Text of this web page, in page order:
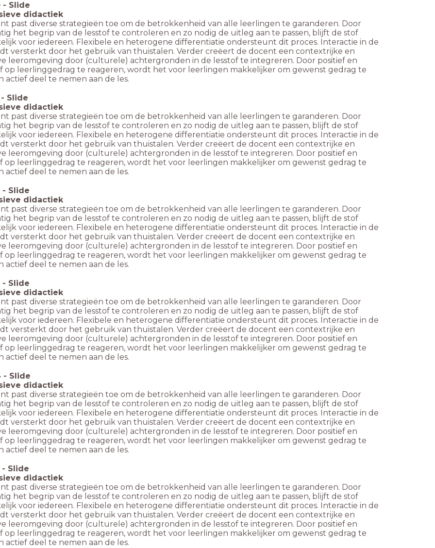
- Slide
didactiek
past diverse strategieën toe om de betrokkenheid van alle leerlingen te garanderen. Door
het begrip van de lesstof te controleren en zo nodig de uitleg aan te passen, blijft de stof
voor iedereen. Flexibele en heterogene differentiatie ondersteunt dit proces. Interactie in de
versterkt door het gebruik van thuistalen. Verder creëert de docent een contextrijke en
leeromgeving door (culturele) achtergronden in de lesstof te integreren. Door positief en
op leerlinggedrag te reageren, wordt het voor leerlingen makkelijker om gewenst gedrag te
actief deel te nemen aan de les.
- Slide
didactiek
past diverse strategieën toe om de betrokkenheid van alle leerlingen te garanderen. Door
het begrip van de lesstof te controleren en zo nodig de uitleg aan te passen, blijft de stof
voor iedereen. Flexibele en heterogene differentiatie ondersteunt dit proces. Interactie in de
versterkt door het gebruik van thuistalen. Verder creëert de docent een contextrijke en
leeromgeving door (culturele) achtergronden in de lesstof te integreren. Door positief en
op leerlinggedrag te reageren, wordt het voor leerlingen makkelijker om gewenst gedrag te
actief deel te nemen aan de les.
- Slide
didactiek
past diverse strategieën toe om de betrokkenheid van alle leerlingen te garanderen. Door
het begrip van de lesstof te controleren en zo nodig de uitleg aan te passen, blijft de stof
voor iedereen. Flexibele en heterogene differentiatie ondersteunt dit proces. Interactie in de
versterkt door het gebruik van thuistalen. Verder creëert de docent een contextrijke en
leeromgeving door (culturele) achtergronden in de lesstof te integreren. Door positief en
op leerlinggedrag te reageren, wordt het voor leerlingen makkelijker om gewenst gedrag te
actief deel te nemen aan de les.
- Slide
didactiek
past diverse strategieën toe om de betrokkenheid van alle leerlingen te garanderen. Door
het begrip van de lesstof te controleren en zo nodig de uitleg aan te passen, blijft de stof
voor iedereen. Flexibele en heterogene differentiatie ondersteunt dit proces. Interactie in de
versterkt door het gebruik van thuistalen. Verder creëert de docent een contextrijke en
leeromgeving door (culturele) achtergronden in de lesstof te integreren. Door positief en
op leerlinggedrag te reageren, wordt het voor leerlingen makkelijker om gewenst gedrag te
actief deel te nemen aan de les.
- Slide
didactiek
past diverse strategieën toe om de betrokkenheid van alle leerlingen te garanderen. Door
het begrip van de lesstof te controleren en zo nodig de uitleg aan te passen, blijft de stof
voor iedereen. Flexibele en heterogene differentiatie ondersteunt dit proces. Interactie in de
versterkt door het gebruik van thuistalen. Verder creëert de docent een contextrijke en
leeromgeving door (culturele) achtergronden in de lesstof te integreren. Door positief en
op leerlinggedrag te reageren, wordt het voor leerlingen makkelijker om gewenst gedrag te
actief deel te nemen aan de les.
- Slide
didactiek
past diverse strategieën toe om de betrokkenheid van alle leerlingen te garanderen. Door
het begrip van de lesstof te controleren en zo nodig de uitleg aan te passen, blijft de stof
voor iedereen. Flexibele en heterogene differentiatie ondersteunt dit proces. Interactie in de
versterkt door het gebruik van thuistalen. Verder creëert de docent een contextrijke en
leeromgeving door (culturele) achtergronden in de lesstof te integreren. Door positief en
op leerlinggedrag te reageren, wordt het voor leerlingen makkelijker om gewenst gedrag te
actief deel te nemen aan de les.